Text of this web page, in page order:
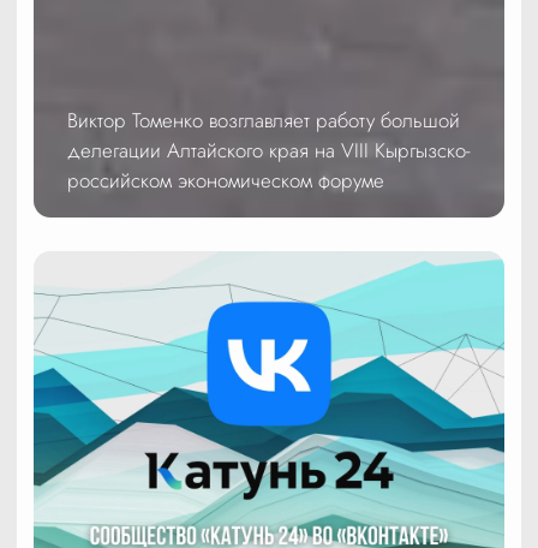
Виктор Томенко возглавляет работу большой
делегации Алтайского края на VIII Кыргызско-
российском экономическом форуме